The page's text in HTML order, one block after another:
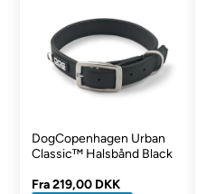
DogCopenhagen Urban
Classic™ Halsbånd Black
Fra219,00 DKK